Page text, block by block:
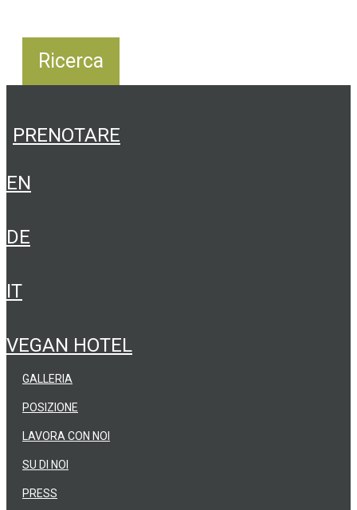
VEGAN HOTEL
SU DI NOI
PRESS
GALLERIA
POSIZIONE
LAVORA CON NOI
PRENOTARE
EN
DE
IT